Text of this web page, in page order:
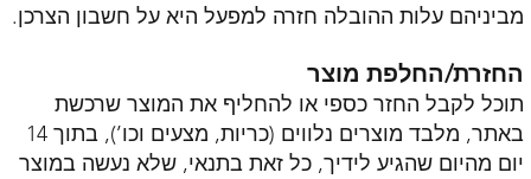
מביניהם עלות ההובלה חזרה למפעל היא על חשבון הצרכן.
החזרת/החלפת מוצר
תוכל לקבל החזר כספי או להחליף את המוצר שרכשת
באתר, מלבד מוצרים נלווים (כריות, מצעים וכו’), בתוך 14
יום מהיום שהגיע לידיך, כל זאת בתנאי, שלא נעשה במוצר